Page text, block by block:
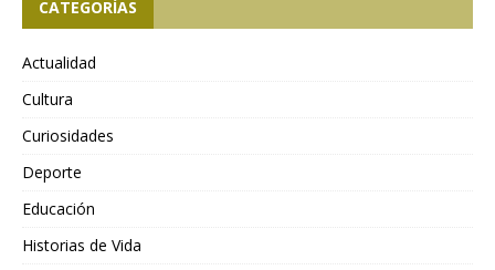
CATEGORÍAS
Actualidad
Cultura
Curiosidades
Deporte
Educación
Historias de Vida